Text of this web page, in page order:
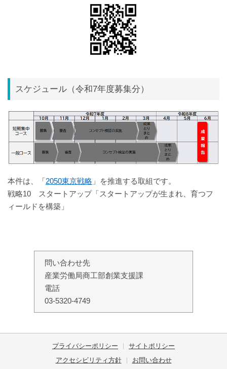
スケジュール（令和7年度募集分）
本件は、「2050東京戦略 」を推進する取組です。
戦略10 スタートアップ「スタートアップが生まれ、育つフ
ィールドを構築」
問い合わせ先
産業労働局商工部創業支援課
電話
03-5320-4749
プライバシーポリシー
サイトポリシー
アクセシビリティ方針
お問い合わせ